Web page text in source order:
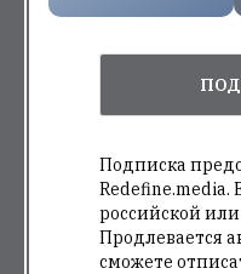
Подписка
Redefine.media.
российской
Продлевается
сможете